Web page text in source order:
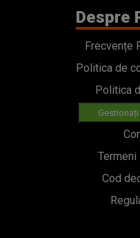
Despre
Frecvențe
Politica de
Politica
Cod